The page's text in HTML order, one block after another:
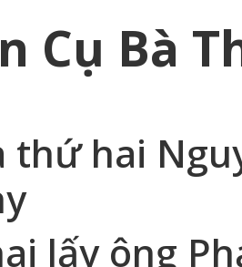
Cụ Bà
thứ hai
lấy ông